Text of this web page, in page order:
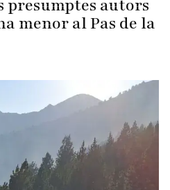
presumptes autors
menor al Pas de la